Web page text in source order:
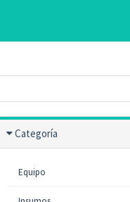
Categoría
Equipo